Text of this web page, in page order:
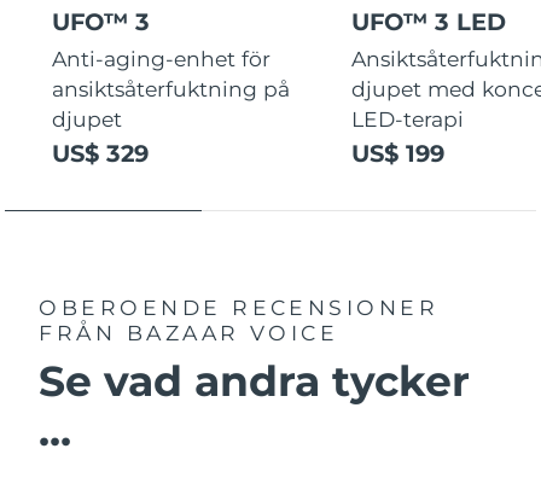
UFO™ 3
Anti-aging-enhet för
ansiktsåterfuktning på
djupet
US$ 329
UFO™ 3 LED
djupet med
LED-terapi
US$ 199
OBEROENDE RECENSIONER
FRÅN BAZAAR VOICE
Se vad andra tycker
...